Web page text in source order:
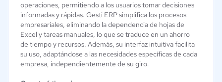
operaciones, permitiendo a los usuarios tomar decisiones
informadas y rápidas. Gesti ERP simplifica los procesos
empresariales, eliminando la dependencia de hojas de
Excel y tareas manuales, lo que se traduce en un ahorro
de tiempo y recursos. Además, su interfaz intuitiva facilita
su uso, adaptándose a las necesidades específicas de cada
empresa, independientemente de su giro.